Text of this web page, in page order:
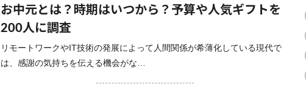
お中元とは？時期はいつから？予算や人気ギフトを
200人に調査
リモートワークやIT技術の発展によって人間関係が希薄化している現代で
は、感謝の気持ちを伝える機会がな…